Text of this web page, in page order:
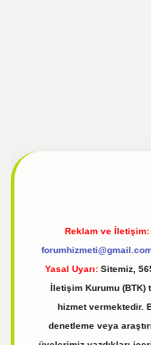
Reklam ve İletişim:
Yasal Uyarı: Sitemiz,
İletişim Kurumu (BTK)
hizmet vermektedir.
denetleme veya